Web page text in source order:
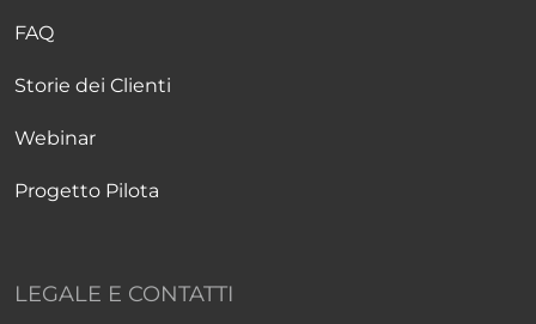
FAQ
Storie dei Clienti
Webinar
Progetto Pilota
LEGALE E CONTATTI